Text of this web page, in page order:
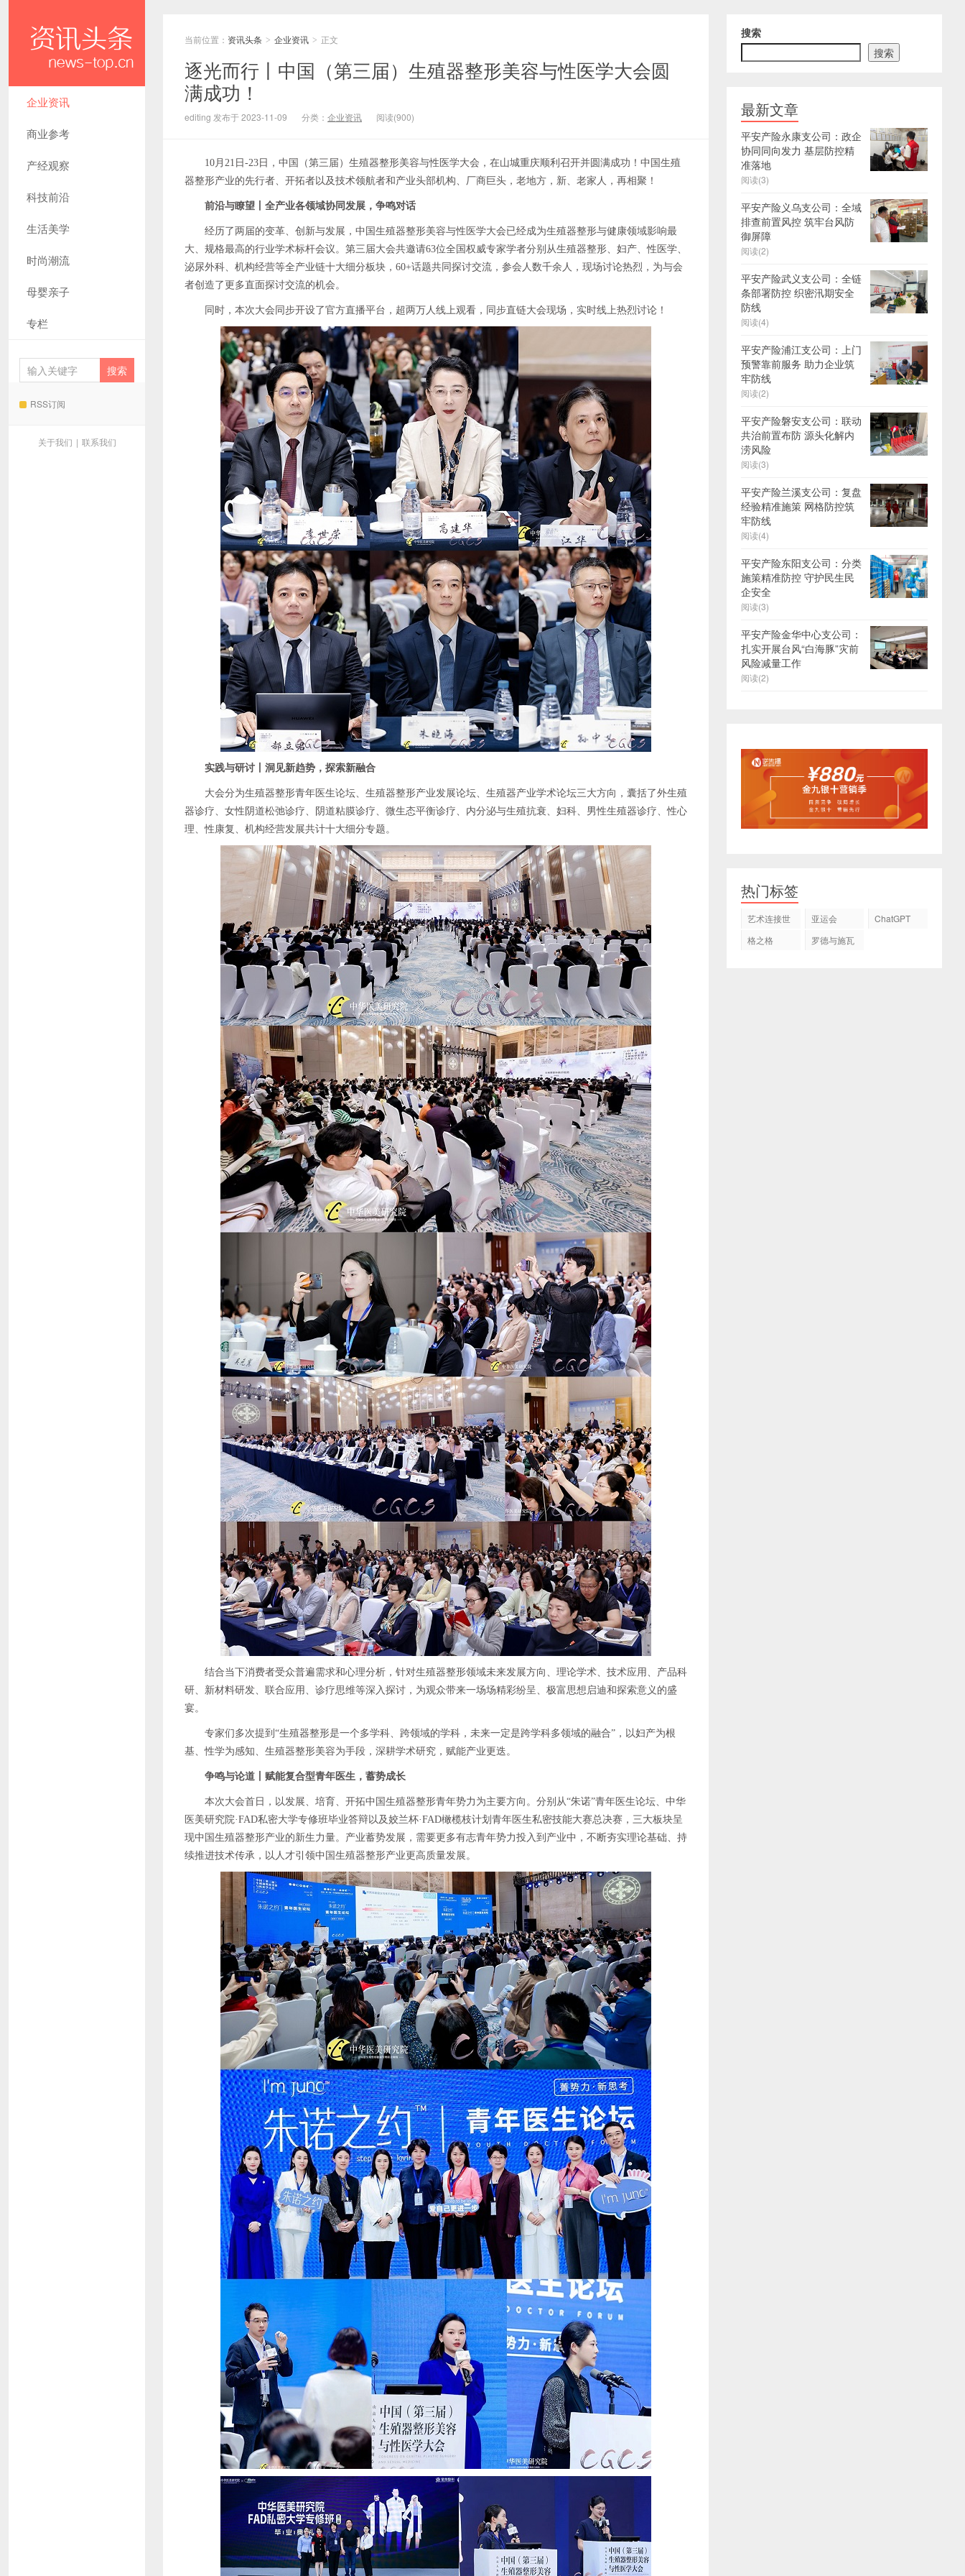
企业资讯
商业参考
产经观察
科技前沿
生活美学
时尚潮流
母婴亲子
专栏
RSS订阅
关于我们 | 联系我们
当前位置： 资讯头条 > 企业资讯 > 正文
逐光而行丨中国（第三届）生殖器整形美容与性医学大会圆
满成功！
editing 发布于 2023-11-09 分类： 企业资讯 阅读(900)
10月21日-23日，中国（第三届）生殖器整形美容与性医学大会，在山城重庆顺利召开并圆满成功！中国生殖
器整形产业的先行者、开拓者以及技术领航者和产业头部机构、厂商巨头，老地方，新、老家人，再相聚！
前沿与瞭望丨全产业各领域协同发展，争鸣对话
经历了两届的变革、创新与发展，中国生殖器整形美容与性医学大会已经成为生殖器整形与健康领域影响最
大、规格最高的行业学术标杆会议。第三届大会共邀请63位全国权威专家学者分别从生殖器整形、妇产、性医学、
泌尿外科、机构经营等全产业链十大细分板块，60+话题共同探讨交流，参会人数千余人，现场讨论热烈，为与会
者创造了更多直面探讨交流的机会。
同时，本次大会同步开设了官方直播平台，超两万人线上观看，同步直链大会现场，实时线上热烈讨论！
实践与研讨丨洞见新趋势，探索新融合
大会分为生殖器整形青年医生论坛、生殖器整形产业发展论坛、生殖器产业学术论坛三大方向，囊括了外生殖
器诊疗、女性阴道松弛诊疗、阴道粘膜诊疗、微生态平衡诊疗、内分泌与生殖抗衰、妇科、男性生殖器诊疗、性心
理、性康复、机构经营发展共计十大细分专题。
结合当下消费者受众普遍需求和心理分析，针对生殖器整形领域未来发展方向、理论学术、技术应用、产品科
研、新材料研发、联合应用、诊疗思维等深入探讨，为观众带来一场场精彩纷呈、极富思想启迪和探索意义的盛
宴。
专家们多次提到“生殖器整形是一个多学科、跨领域的学科，未来一定是跨学科多领域的融合”，以妇产为根
基、性学为感知、生殖器整形美容为手段，深耕学术研究，赋能产业更迭。
争鸣与论道丨赋能复合型青年医生，蓄势成长
本次大会首日，以发展、培育、开拓中国生殖器整形青年势力为主要方向。分别从“朱诺”青年医生论坛、中华
医美研究院·FAD私密大学专修班毕业答辩以及姣兰杯·FAD橄榄枝计划青年医生私密技能大赛总决赛，三大板块呈
现中国生殖器整形产业的新生力量。产业蓄势发展，需要更多有志青年势力投入到产业中，不断夯实理论基础、持
续推进技术传承，以人才引领中国生殖器整形产业更高质量发展。
搜索
搜索
最新文章
平安产险永康支公司：政企
协同同向发力 基层防控精
准落地
阅读(3)
平安产险义乌支公司：全域
排查前置风控 筑牢台风防
御屏障
阅读(2)
平安产险武义支公司：全链
条部署防控 织密汛期安全
防线
阅读(4)
平安产险浦江支公司：上门
预警靠前服务 助力企业筑
牢防线
阅读(2)
平安产险磐安支公司：联动
共治前置布防 源头化解内
涝风险
阅读(3)
平安产险兰溪支公司：复盘
经验精准施策 网格防控筑
牢防线
阅读(4)
平安产险东阳支公司：分类
施策精准防控 守护民生民
企安全
阅读(3)
平安产险金华中心支公司：
扎实开展台风“白海豚”灾前
风险减量工作
阅读(2)
热门标签
艺术连接世
亚运会
ChatGPT
格之格
罗德与施瓦